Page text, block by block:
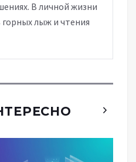
В личной жизни
лыж и чтения